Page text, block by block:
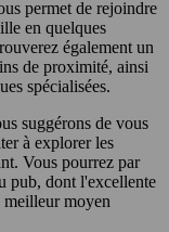
permet de rejoindre
en quelques
également un
de proximité, ainsi
spécialisées.
suggérons de vous
à explorer les
Vous pourrez par
pub, dont l'excellente
meilleur moyen